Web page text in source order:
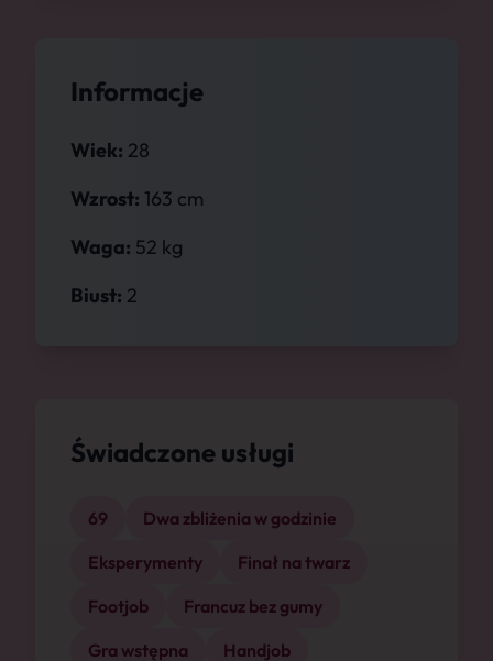
Informacje
Wiek: 28
Wzrost: 163 cm
Waga: 52 kg
Biust: 2
Świadczone usługi
69
Dwa zbliżenia w godzinie
Eksperymenty
Finał na twarz
Footjob
Francuz bez gumy
Gra wstępna
Handjob